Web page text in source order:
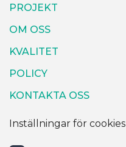
PROJEKT
OM OSS
KVALITET
POLICY
KONTAKTA OSS
Inställningar för cookies